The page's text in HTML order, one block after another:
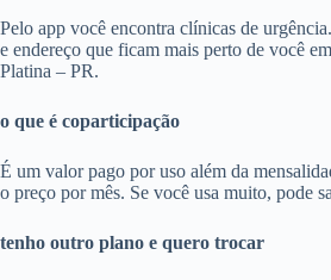
Pelo app você encontra clínicas de
e endereço que ficam mais perto de você
Platina – PR.
o que é coparticipação
É um valor pago por uso além da
o preço por mês. Se você usa muito, pode
tenho outro plano e quero trocar